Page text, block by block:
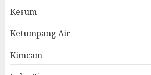
Kesum
Ketumpang Air
Kimcam